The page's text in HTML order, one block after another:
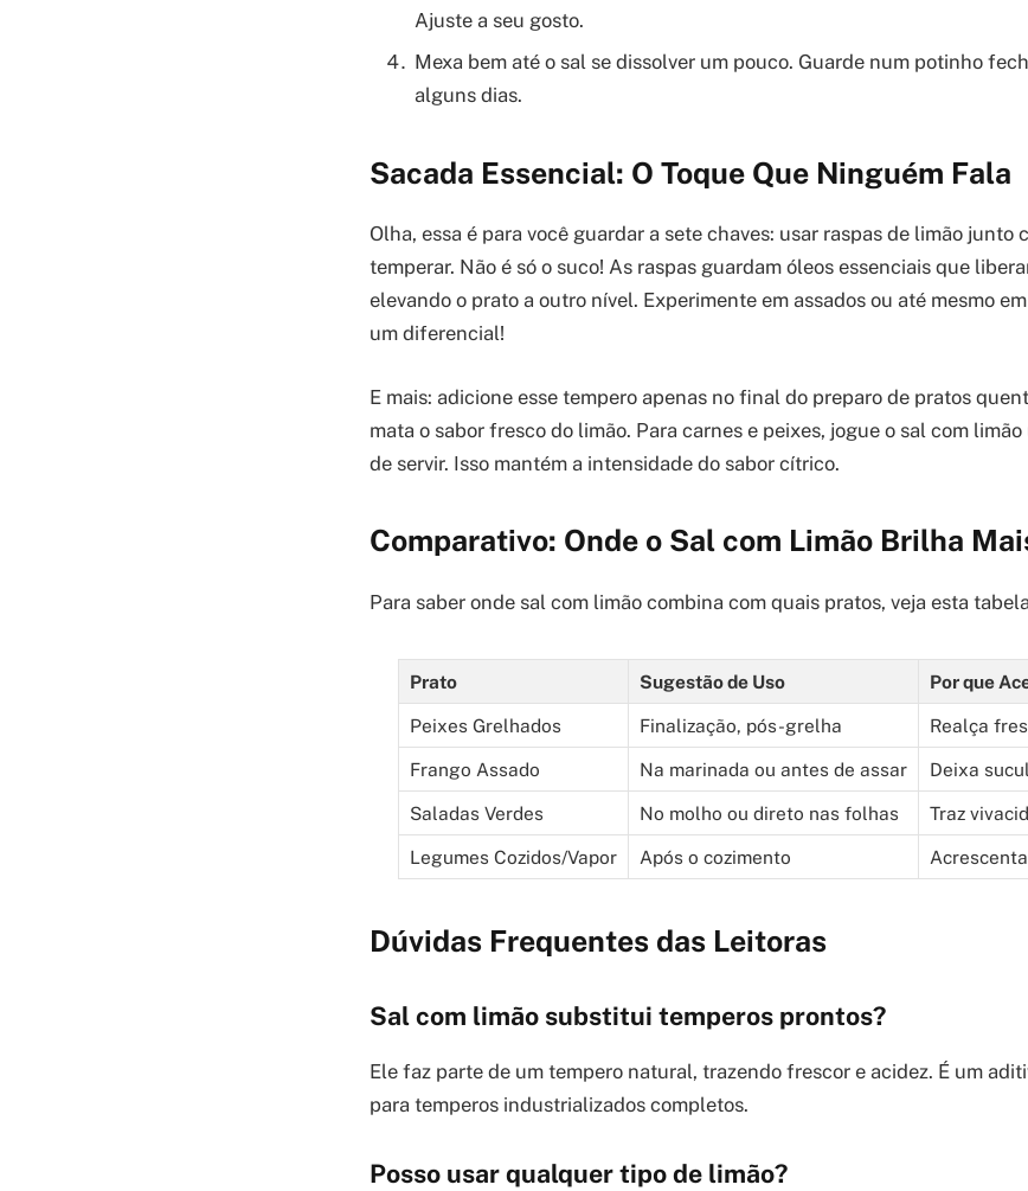
Ajuste a seu gosto.
Mexa bem até o sal se dissolver um pouco. Guarde num potinho
alguns dias.
Sacada Essencial: O Toque Que Ninguém Fala
Olha, essa é para você guardar a sete chaves: usar raspas de limão junto
temperar. Não é só o suco! As raspas guardam óleos essenciais que
elevando o prato a outro nível. Experimente em assados ou até mesmo
um diferencial!
E mais: adicione esse tempero apenas no final do preparo de pratos
mata o sabor fresco do limão. Para carnes e peixes, jogue o sal com
de servir. Isso mantém a intensidade do sabor cítrico.
Comparativo: Onde o Sal com Limão Brilha
Para saber onde sal com limão combina com quais pratos, veja esta
Prato Sugestão de Uso Por que
Peixes Grelhados Finalização, pós-grelha Realça
Frango Assado Na marinada ou antes de assar Deixa
Saladas Verdes No molho ou direto nas folhas Traz
Legumes Cozidos/Vapor Após o cozimento
Dúvidas Frequentes das Leitoras
Sal com limão substitui temperos prontos?
Ele faz parte de um tempero natural, trazendo frescor e acidez. É um
para temperos industrializados completos.
Posso usar qualquer tipo de limão?